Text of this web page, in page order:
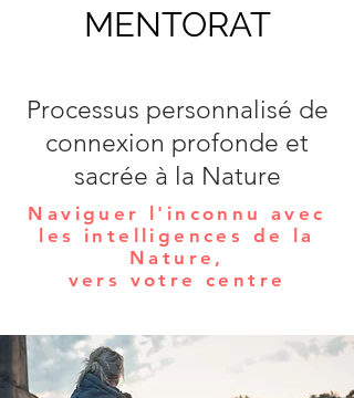
MENTORAT
Processus personnalisé de
connexion profonde et
sacrée à la Nature
Naviguer l'inconnu avec
les intelligences de la
Nature,
vers votre centre